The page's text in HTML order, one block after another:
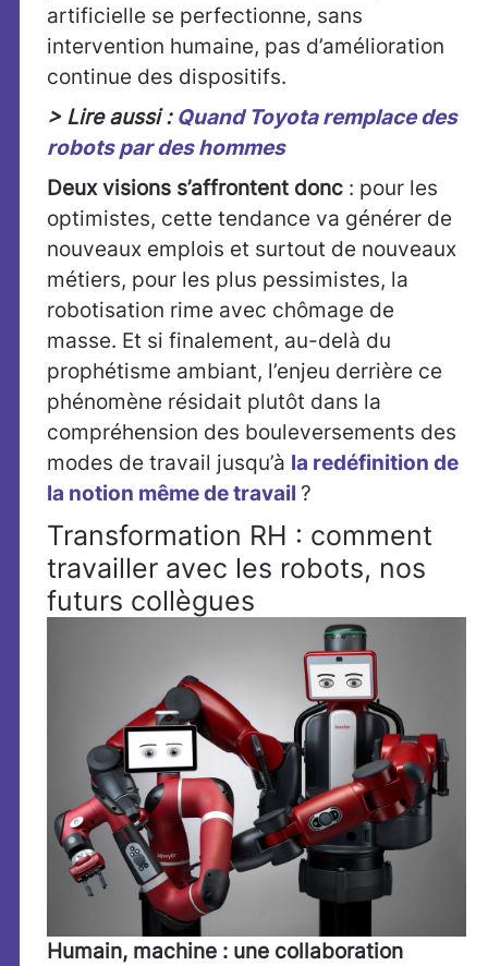
artificielle se perfectionne, sans
intervention humaine, pas d’amélioration
continue des dispositifs.
> Lire aussi : Quand Toyota remplace des
robots par des hommes
Deux visions s’affrontent donc : pour les
optimistes, cette tendance va générer de
nouveaux emplois et surtout de nouveaux
métiers, pour les plus pessimistes, la
robotisation rime avec chômage de
masse. Et si finalement, au-delà du
prophétisme ambiant, l’enjeu derrière ce
phénomène résidait plutôt dans la
compréhension des bouleversements des
modes de travail jusqu’à la redéfinition de
la notion même de travail ?
Transformation RH : comment
travailler avec les robots, nos
futurs collègues
Humain, machine : une collaboration